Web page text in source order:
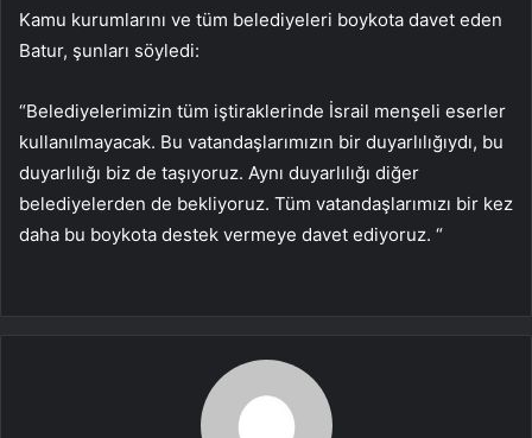
Kamu kurumlarını ve tüm belediyeleri boykota davet eden
Batur, şunları söyledi:
“Belediyelerimizin tüm iştiraklerinde İsrail menşeli eserler
kullanılmayacak. Bu vatandaşlarımızın bir duyarlılığıydı, bu
duyarlılığı biz de taşıyoruz. Aynı duyarlılığı diğer
belediyelerden de bekliyoruz. Tüm vatandaşlarımızı bir kez
daha bu boykota destek vermeye davet ediyoruz. “